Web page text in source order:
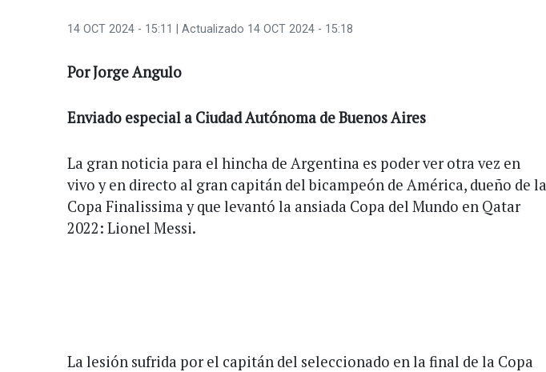
14 OCT 2024 - 15:11 | Actualizado 14 OCT 2024 - 15:18
Por Jorge Angulo
Enviado especial a Ciudad Autónoma de Buenos Aires
La gran noticia para el hincha de Argentina es poder ver otra vez en
vivo y en directo al gran capitán del bicampeón de América, dueño de la
Copa Finalissima y que levantó la ansiada Copa del Mundo en Qatar
2022: Lionel Messi.
La lesión sufrida por el capitán del seleccionado en la final de la Copa